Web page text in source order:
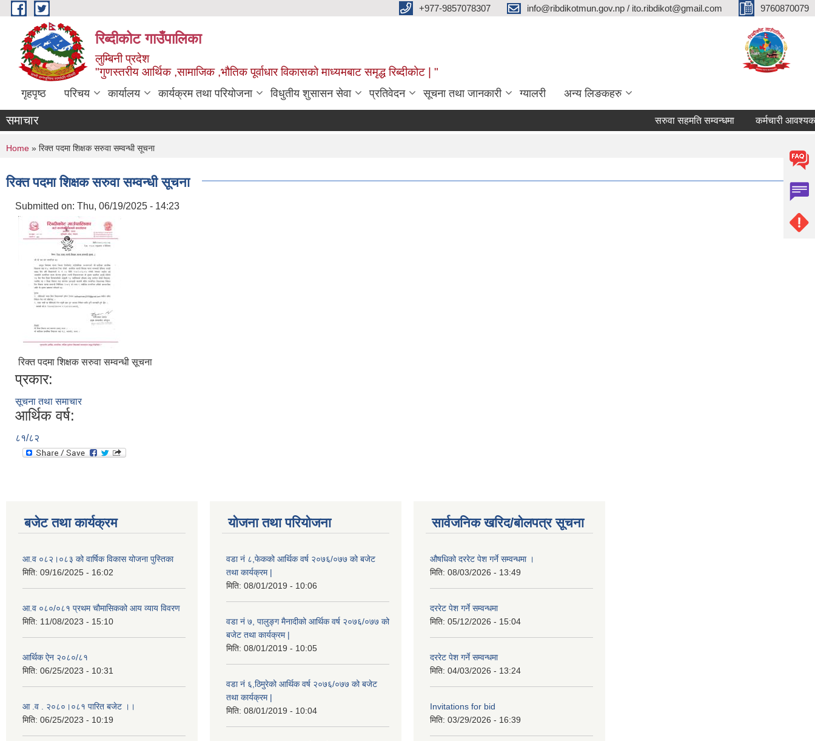
Skip to main content +977-9857078307 info@ribdikotmun.gov.np / ito.ribdikot@gmail.com 9760870079
रिब्दीकोट गाउँपालिका
लुम्बिनी प्रदेश
"गुणस्तरीय आर्थिक ,सामाजिक ,भौतिक पूर्वाधार विकासको माध्यमबाट समृद्ध रिब्दीकोट | "
गृहपृष्ठ परिचय कार्यालय कार्यक्रम तथा परियोजना विधुतीय शुसासन सेवा प्रतिवेदन सूचना तथा जानकारी ग्यालरी अन्य लिङकहरु
समाचार सरुवा सहमति सम्वन्धमा कर्मचारी आवश्यकता
You are here
Home » रिक्त पदमा शिक्षक सरुवा सम्वन्धी सूचना
रिक्त पदमा शिक्षक सरुवा सम्वन्धी सूचना
Submitted on: Thu, 06/19/2025 - 14:23
रिक्त पदमा शिक्षक सरुवा सम्वन्धी सूचना
प्रकार:
सूचना तथा समाचार
आर्थिक वर्ष:
८१/८२
बजेट तथा कार्यक्रम
आ.व ०८२।०८३ को वार्षिक विकास योजना पुस्तिका
मिति: 09/16/2025 - 16:02
आ.व ०८०/०८१ प्रथम चौमासिकको आय व्याय विवरण
मिति: 11/08/2023 - 15:10
आर्थिक ऐन २०८०/८१
मिति: 06/25/2023 - 10:31
आ .व . २०८०।०८१ पारित बजेट ।।
मिति: 06/25/2023 - 10:19
योजना तथा परियोजना
वडा नं ८,फेकको आर्थिक वर्ष २०७६/०७७ को बजेट
तथा कार्यक्रम |
मिति: 08/01/2019 - 10:06
वडा नं ७, पालुङ्ग मैनादीको आर्थिक वर्ष २०७६/०७७ को
बजेट तथा कार्यक्रम |
मिति: 08/01/2019 - 10:05
वडा नं ६,ठिमुरेको आर्थिक वर्ष २०७६/०७७ को बजेट
तथा कार्यक्रम |
मिति: 08/01/2019 - 10:04
सार्वजनिक खरिद/बोलपत्र सूचना
औषधिको दररेट पेश गर्ने सम्वन्धमा ।
मिति: 08/03/2026 - 13:49
दररेट पेश गर्ने सम्वन्धमा
मिति: 05/12/2026 - 15:04
दररेट पेश गर्ने सम्वन्धमा
मिति: 04/03/2026 - 13:24
Invitations for bid
मिति: 03/29/2026 - 16:39